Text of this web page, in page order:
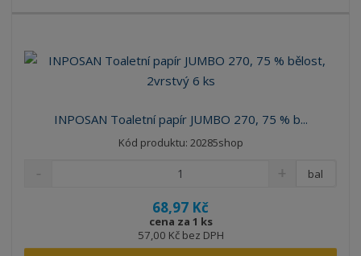
INPOSAN Toaletní papír JUMBO 270, 75 % b...
Kód produktu: 20285shop
68,97 Kč
cena za 1 ks
57,00 Kč bez DPH
bal